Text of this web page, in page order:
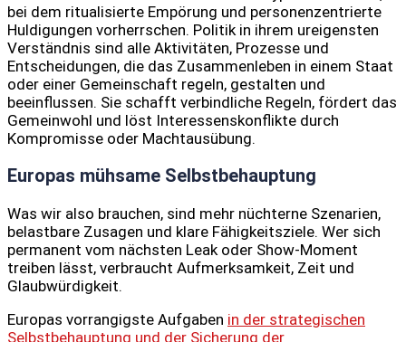
bei dem ritualisierte Empörung und personenzentrierte
Huldigungen vorherrschen. Politik in ihrem ureigensten
Verständnis sind alle Aktivitäten, Prozesse und
Entscheidungen, die das Zusammenleben in einem Staat
oder einer Gemeinschaft regeln, gestalten und
beeinflussen. Sie schafft verbindliche Regeln, fördert das
Gemeinwohl und löst Interessenskonflikte durch
Kompromisse oder Machtausübung.
Europas mühsame Selbstbehauptung
Was wir also brauchen, sind mehr nüchterne Szenarien,
belastbare Zusagen und klare Fähigkeitsziele. Wer sich
permanent vom nächsten Leak oder Show-Moment
treiben lässt, verbraucht Aufmerksamkeit, Zeit und
Glaubwürdigkeit.
Europas vorrangigste Aufgaben in der strategischen
Selbstbehauptung und der Sicherung der